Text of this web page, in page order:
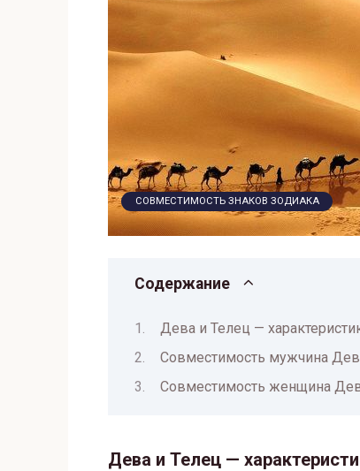
СОВМЕСТИМОСТЬ ЗНАКОВ ЗОДИАКА
Содержание
Дева и Телец —
Совместимость мужчина
Совместимость женщина
Дева и Телец —